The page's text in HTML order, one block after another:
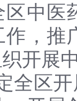
区中医
作，推
开展
全区